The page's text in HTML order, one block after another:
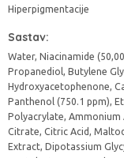
Hiperpigmentacije
Sastav:
Water, Niacinamide
Propanediol, Butylene
Hydroxyacetophenone,
Panthenol (750.1 ppm),
Polyacrylate,
Citrate, Citric Acid,
Extract, Dipotassium